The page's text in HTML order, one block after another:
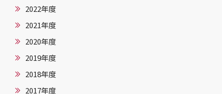
2022年度
2021年度
2020年度
2019年度
2018年度
2017年度